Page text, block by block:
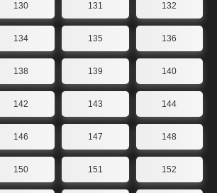
130 131 132
134 135 136
138 139 140
142 143 144
146 147 148
150 151 152